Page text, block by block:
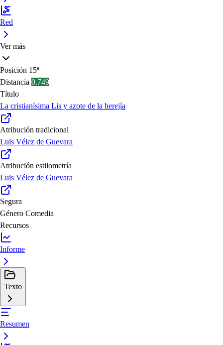
Red
Ver más
Posición 15ª
Distancia 0.749
Título
La cristianísima Lis y azote de la herejía
Atribución tradicional
Luis Vélez de Guevara
Atribución estilometría
Luis Vélez de Guevara
Segura
Género Comedia
Recursos
Informe
Texto
Resumen